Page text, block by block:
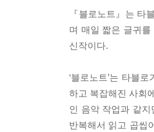
『블로노트』는 타
며 매일 짧은 글귀
신작이다.
‘블로노트’는 타블
하고 복잡해진 사회
인 음악 작업과 같
반복해서 읽고 곱씹